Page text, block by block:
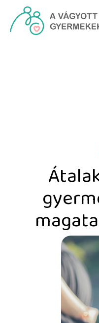
Ugrás a fő tartalomhoz